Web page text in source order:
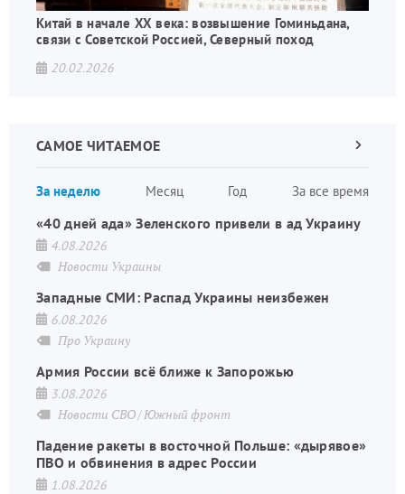
Китай в начале XX века: возвышение Гоминьдана,
связи с Советской Россией, Северный поход
20.02.2026
САМОЕ ЧИТАЕМОЕ
За неделю Месяц Год За все время
Следующая
«40 дней ада» Зеленского привели в ад Украину
4.08.2026
Новости Украины
Западные СМИ: Распад Украины неизбежен
6.08.2026
Про Украину
Армия России всё ближе к Запорожью
3.08.2026
Новости СВО Южный фронт
Падение ракеты в восточной Польше: «дырявое»
ПВО и обвинения в адрес России
1.08.2026